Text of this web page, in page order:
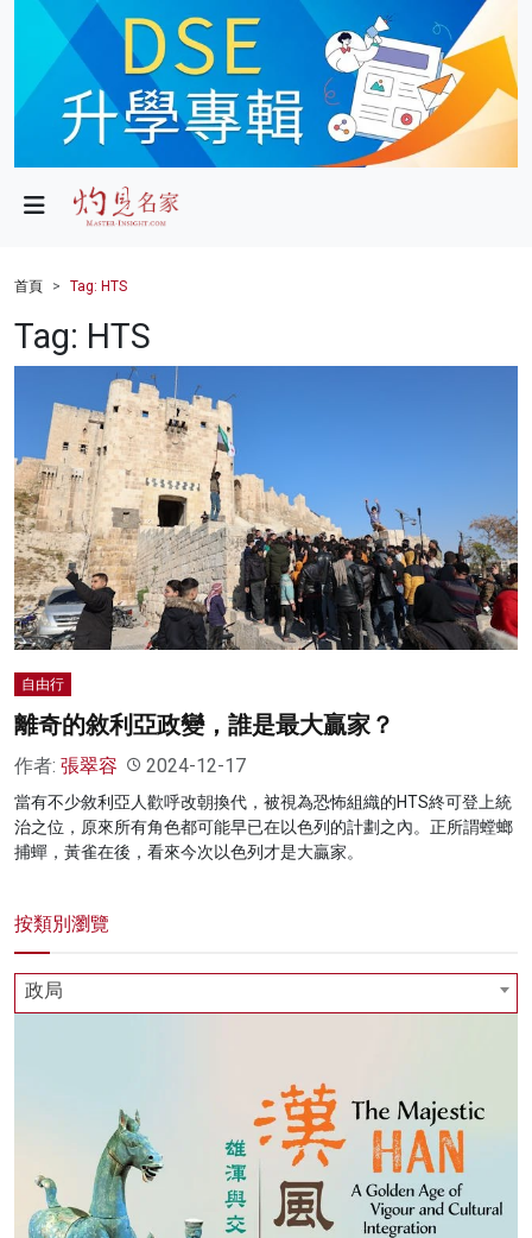
政局
財經
健康
商業
科技
影片
名家榜
灼見活動
首頁 Tag: HTS
Tag: HTS
自由行
離奇的敘利亞政變，誰是最大贏家？
作者: 張翠容 2024-12-17
當有不少敘利亞人歡呼改朝換代，被視為恐怖組織的HTS終可登上統
治之位，原來所有角色都可能早已在以色列的計劃之內。正所謂螳螂
捕蟬，黃雀在後，看來今次以色列才是大贏家。
按類別瀏覽
政局